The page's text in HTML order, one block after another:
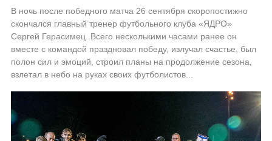
В ночь после победного матча 26 сентября скоропостижно
скончался главный тренер футбольного клуба «ЯДРО»
Сергей Герасимец. Всего несколькими часами ранее он
вместе с командой праздновал победу, излучал счастье, был
полон сил и эмоций, строил планы на продолжение сезона,
взлетал в небо на руках своих футболистов...